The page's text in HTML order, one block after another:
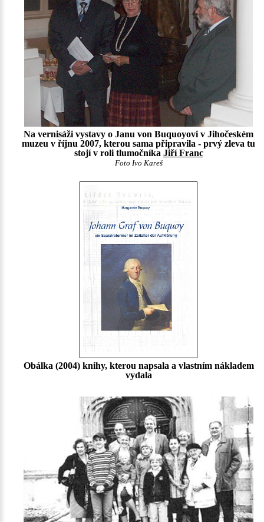
Na vernisáži vystavy o Janu von Buquoyovi v Jihočeském
muzeu v říjnu 2007, kterou sama připravila - prvý zleva tu
stojí v roli tlumočníka Jiří Franc
Foto Ivo Kareš
Obálka (2004) knihy, kterou napsala a vlastním nákladem
vydala